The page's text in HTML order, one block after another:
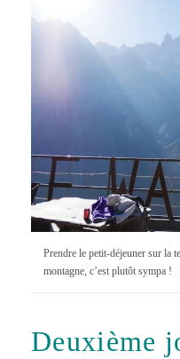
Prendre le petit-déjeuner sur la
montagne, c’est plutôt sympa !
Deuxième